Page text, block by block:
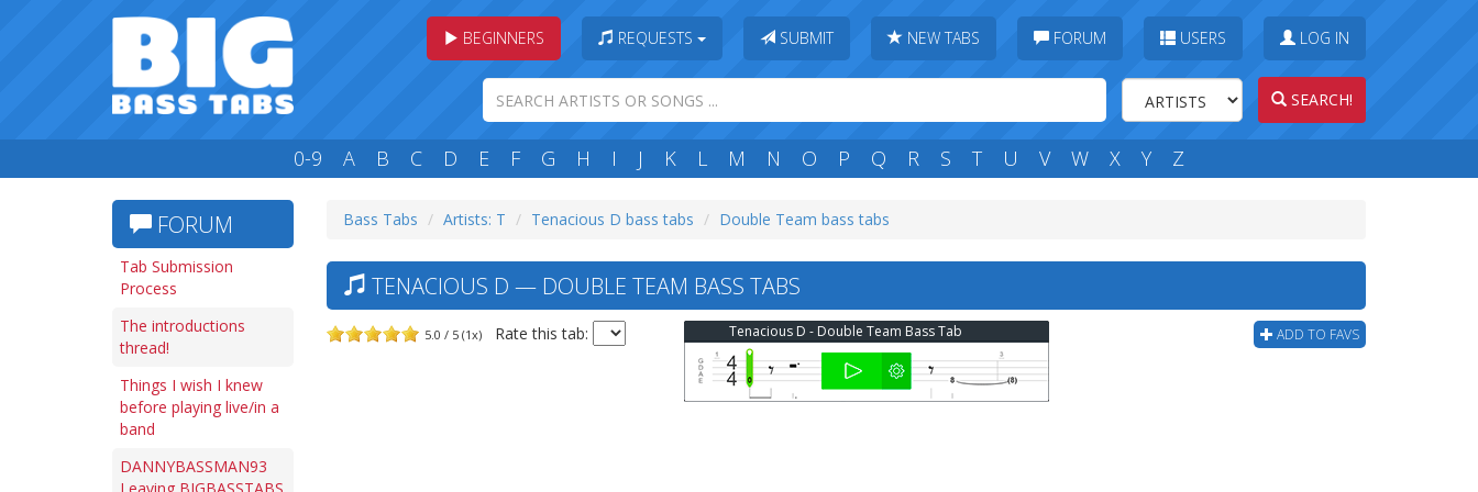
BEGINNERS REQUESTS SUBMIT NEW TABS FORUM USERS LOG IN
SEARCH!
0-9 A B C D E F G H I J K L M N O P Q R S T U V W X Y Z
FORUM
Tab Submission
Process
The introductions
thread!
Things I wish I knew
before playing live/in a
band
DANNYBASSMAN93
Bass Tabs Artists: T Tenacious D bass tabs Double Team bass tabs
TENACIOUS D — DOUBLE TEAM BASS TABS
5.0 / 5 (1x) Rate this tab: ADD TO FAVS
Tenacious D - Double Team Bass Tab